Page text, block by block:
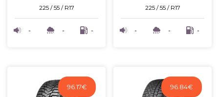
225 / 55 / R17
- - -
225 / 55 / R17
- - -
96.17€ 96.84€